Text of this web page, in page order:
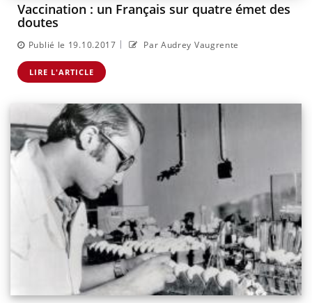
Vaccination : un Français sur quatre émet des
doutes
Publié le 19.10.2017 | Par Audrey Vaugrente
LIRE L'ARTICLE